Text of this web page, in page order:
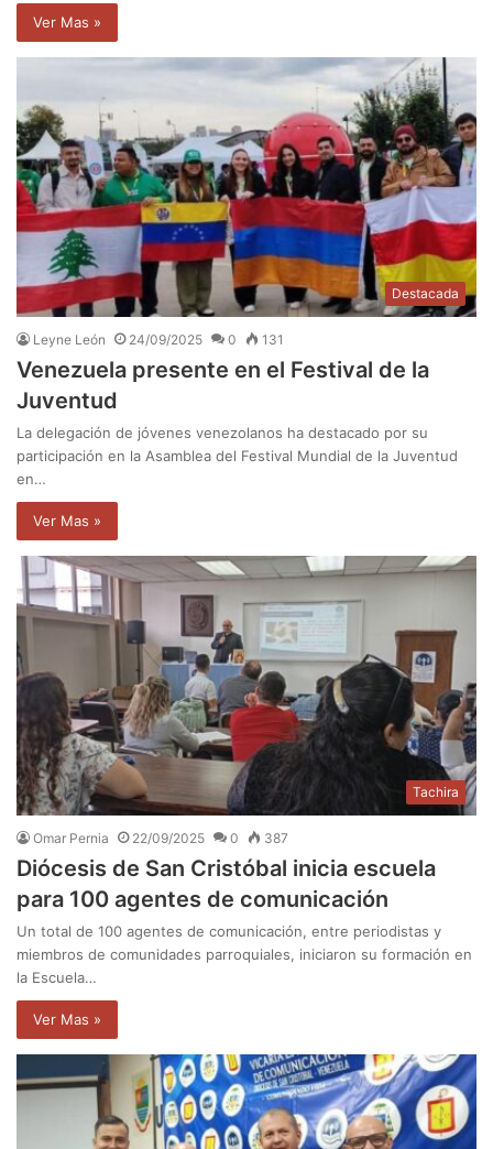
Ver Mas »
Destacada
Leyne León 24/09/2025 0 131
Venezuela presente en el Festival de la
Juventud
La delegación de jóvenes venezolanos ha destacado por su
participación en la Asamblea del Festival Mundial de la Juventud
en…
Ver Mas »
Tachira
Omar Pernia 22/09/2025 0 387
Diócesis de San Cristóbal inicia escuela
para 100 agentes de comunicación
Un total de 100 agentes de comunicación, entre periodistas y
miembros de comunidades parroquiales, iniciaron su formación en
la Escuela…
Ver Mas »